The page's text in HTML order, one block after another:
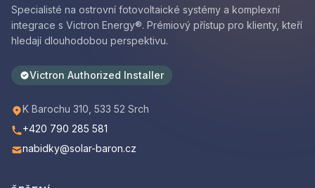
Specialisté na ostrovní fotovoltaické systémy a komplexní
integrace s Victron Energy®. Prémiový přístup pro klienty, kteří
hledají dlouhodobou perspektivu.
Victron Authorized Installer
K Barochu 310, 533 52 Srch
+420 790 285 581
nabidky@solar-baron.cz